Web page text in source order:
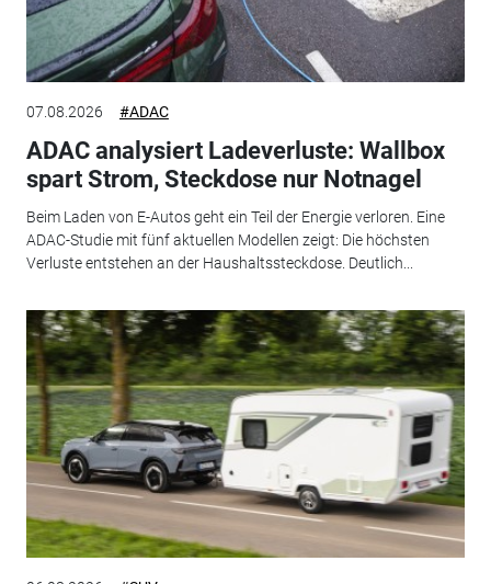
07.08.2026 #ADAC
ADAC analysiert Ladeverluste: Wallbox
spart Strom, Steckdose nur Notnagel
Beim Laden von E-Autos geht ein Teil der Energie verloren. Eine
ADAC-Studie mit fünf aktuellen Modellen zeigt: Die höchsten
Verluste entstehen an der Haushaltssteckdose. Deutlich...